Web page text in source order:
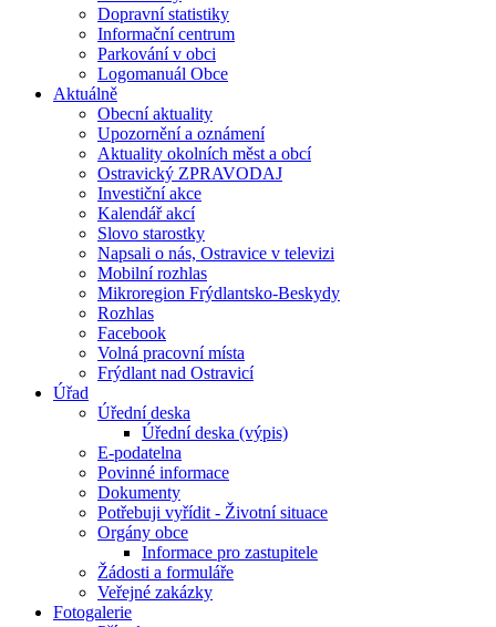
Dopravní statistiky
Informační centrum
Parkování v obci
Logomanuál Obce
Aktuálně
Obecní aktuality
Upozornění a oznámení
Aktuality okolních měst a obcí
Ostravický ZPRAVODAJ
Investiční akce
Kalendář akcí
Slovo starostky
Napsali o nás, Ostravice v televizi
Mobilní rozhlas
Mikroregion Frýdlantsko-Beskydy
Rozhlas
Facebook
Volná pracovní místa
Frýdlant nad Ostravicí
Úřad
Úřední deska
Úřední deska (výpis)
E-podatelna
Povinné informace
Dokumenty
Potřebuji vyřídit - Životní situace
Orgány obce
Informace pro zastupitele
Žádosti a formuláře
Veřejné zakázky
Fotogalerie